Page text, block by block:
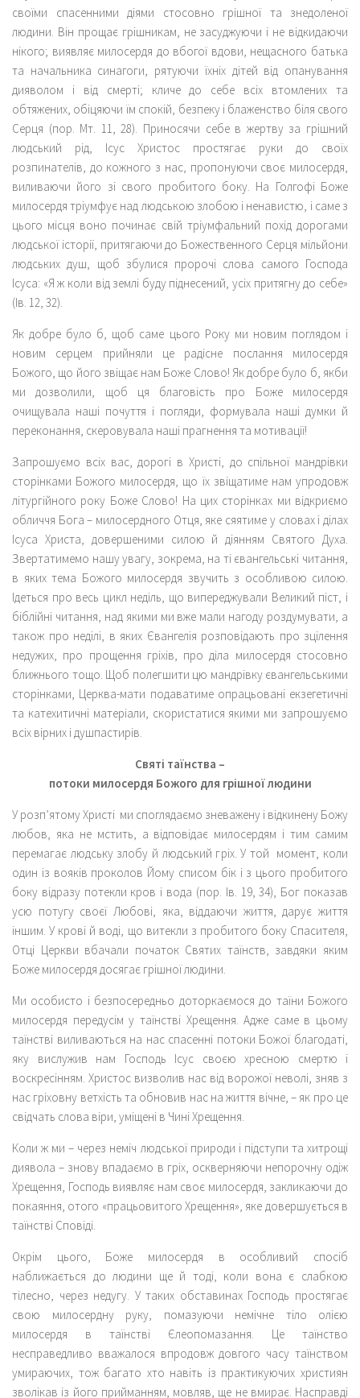
своїми спасенними діями стосовно грішної та знедоленої
людини. Він прощає грішникам, не засуджуючи і не відкидаючи
нікого; виявляє милосердя до вбогої вдови, нещасного батька
та начальника синагоги, рятуючи їхніх дітей від опанування
дияволом і від смерті; кличе до себе всіх втомлених та
обтяжених, обіцяючи їм спокій, безпеку і блаженство біля свого
Серця (пор. Мт. 11, 28). Приносячи себе в жертву за грішний
людський рід, Ісус Христос простягає руки до своїх
розпинателів, до кожного з нас, пропонуючи своє милосердя,
виливаючи його зі свого пробитого боку. На Голгофі Боже
милосердя тріумфує над людською злобою і ненавистю, і саме з
цього місця воно починає свій тріумфальний похід дорогами
людської історії, притягаючи до Божественного Серця мільйони
людських душ, щоб збулися пророчі слова самого Господа
Ісуса: «Я ж коли від землі буду піднесений, усіх притягну до себе»
(Ів. 12, 32).
Як добре було б, щоб саме цього Року ми новим поглядом і
новим серцем прийняли це радісне послання милосердя
Божого, що його звіщає нам Боже Слово! Як добре було б, якби
ми дозволили, щоб ця благовість про Боже милосердя
очищувала наші почуття і погляди, формувала наші думки й
переконання, скеровувала наші прагнення та мотивації!
Запрошуємо всіх вас, дорогі в Христі, до спільної мандрівки
сторінками Божого милосердя, що їх звіщатиме нам упродовж
літургійного року Боже Слово! На цих сторінках ми відкриємо
обличчя Бога – милосердного Отця, яке сяятиме у словах і ділах
Ісуса Христа, довершеними силою й діянням Святого Духа.
Звертатимемо нашу увагу, зокрема, на ті євангельські читання,
в яких тема Божого милосердя звучить з особливою силою.
Ідеться про весь цикл неділь, що випереджували Великий піст, і
біблійні читання, над якими ми вже мали нагоду роздумувати, а
також про неділі, в яких Євангелія розповідають про зцілення
недужих, про прощення гріхів, про діла милосердя стосовно
ближнього тощо. Щоб полегшити цю мандрівку євангельськими
сторінками, Церква-мати подаватиме опрацьовані екзегетичні
та катехитичні матеріали, скористатися якими ми запрошуємо
всіх вірних і душпастирів.
Святі таїнства –
потоки милосердя Божого для грішної людини
У розп’ятому Христі ми споглядаємо зневажену і відкинену Божу
любов, яка не мстить, а відповідає милосердям і тим самим
перемагає людську злобу й людський гріх. У той момент, коли
один із вояків проколов Йому списом бік і з цього пробитого
боку відразу потекли кров і вода (пор. Ів. 19, 34), Бог показав
усю потугу своєї Любові, яка, віддаючи життя, дарує життя
іншим. У крові й воді, що витекли з пробитого боку Спасителя,
Отці Церкви вбачали початок Святих таїнств, завдяки яким
Боже милосердя досягає грішної людини.
Ми особисто і безпосередньо доторкаємося до таїни Божого
милосердя передусім у таїнстві Хрещення. Адже саме в цьому
таїнстві виливаються на нас спасенні потоки Божої благодаті,
яку вислужив нам Господь Ісус своєю хресною смертю і
воскресінням. Христос визволив нас від ворожої неволі, зняв з
нас гріховну ветхість та обновив нас на життя вічне, – як про це
свідчать слова віри, уміщені в Чині Хрещення.
Коли ж ми – через неміч людської природи і підступи та хитрощі
диявола – знову впадаємо в гріх, оскверняючи непорочну одіж
Хрещення, Господь виявляє нам своє милосердя, закликаючи до
покаяння, отого «працьовитого Хрещення», яке довершується в
таїнстві Сповіді.
Окрім цього, Боже милосердя в особливий спосіб
наближається до людини ще й тоді, коли вона є слабкою
тілесно, через недугу. У таких обставинах Господь простягає
свою милосердну руку, помазуючи немічне тіло олією
милосердя в таїнстві Єлеопомазання. Це таїнство
несправедливо вважалося впродовж довгого часу таїнством
умираючих, тож багато хто навіть із практикуючих християн
зволікав із його прийманням, мовляв, ще не вмирає. Насправді